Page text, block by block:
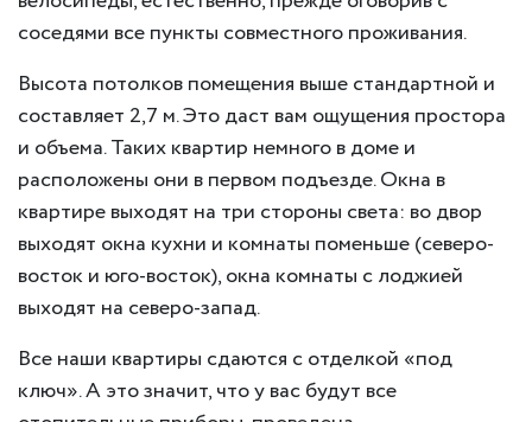
соседями все пункты совместного проживания.
Высота потолков помещения выше стандартной и
составляет 2,7 м. Это даст вам ощущения простора
и объема. Таких квартир немного в доме и
расположены они в первом подъезде. Окна в
квартире выходят на три стороны света: во двор
выходят окна кухни и комнаты поменьше (северо-
восток и юго-восток), окна комнаты с лоджией
выходят на северо-запад.
Все наши квартиры сдаются с отделкой «под
ключ». А это значит, что у вас будут все